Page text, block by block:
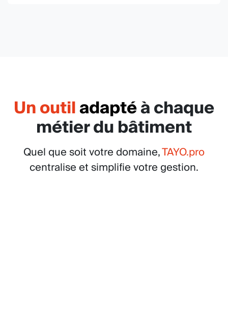
Un outil adaptéà chaque
métier du bâtiment
Quel que soit votre domaine,TAYO.pro
centralise et simplifie votre gestion.